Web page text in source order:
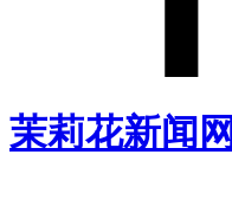
茉莉花新闻网